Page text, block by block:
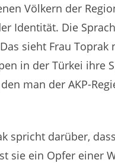
Völkern der
Identität. Die
sieht Frau
in der Türkei ihre
man der AKP-
spricht darüber,
sie ein Opfer einer